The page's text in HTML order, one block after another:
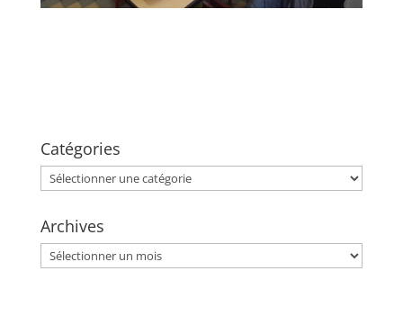
Catégories
Catégories
Archives
Archives